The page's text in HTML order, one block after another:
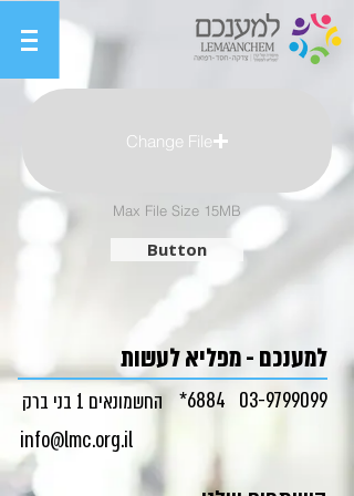
Change File
Max File Size 15MB
Button
למענכם - מפליא לעשות
החשמונאים 1 בני ברק 6884* 03-9799099
info@lmc.org.il